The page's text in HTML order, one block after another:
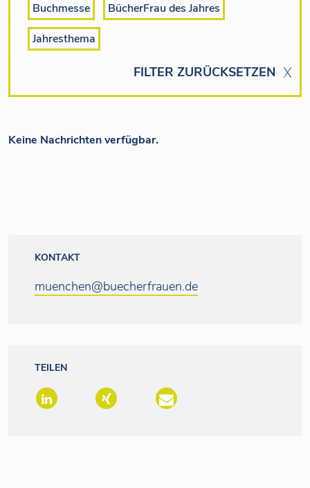
Buchmesse
BücherFrau des Jahres
Jahresthema
FILTER ZURÜCKSETZEN
Keine Nachrichten verfügbar.
KONTAKT
muenchen@buecherfrauen.de
TEILEN